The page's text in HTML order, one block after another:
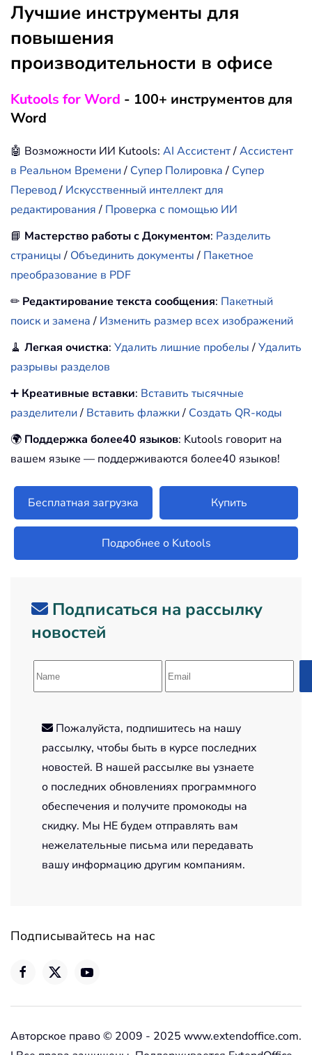
Лучшие инструменты для
повышения
производительности в офисе
Kutools for Word - 100+ инструментов для
Word
🤖 Возможности ИИ Kutools: AI Ассистент/Ассистент
в Реальном Времени/ Супер Полировка/ Супер
Перевод/ Искусственный интеллект для
редактирования/ Проверка с помощью ИИ
📘 Мастерство работы с Документом: Разделить
страницы/ Объединить документы/ Пакетное
преобразование в PDF
✏ Редактирование текста сообщения: Пакетный
поиск и замена/ Изменить размер всех изображений
🧹 Легкая очистка: Удалить лишние пробелы/Удалить
разрывы разделов
➕ Креативные вставки: Вставить тысячные
разделители/ Вставить флажки/ Создать QR-коды
🌍 Поддержка более40 языков: Kutools говорит на
вашем языке — поддерживаются более40 языков!
Бесплатная загрузка Купить
Подробнее о Kutools
Подписаться на рассылку
новостей
Пожалуйста, подпишитесь на нашу
рассылку, чтобы быть в курсе последних
новостей. В нашей рассылке вы узнаете
о последних обновлениях программного
обеспечения и получите промокоды на
скидку. Мы НЕ будем отправлять вам
нежелательные письма или передавать
вашу информацию другим компаниям.
Подписывайтесь на нас
Авторское право © 2009 - 2025 www.extendoffice.com.